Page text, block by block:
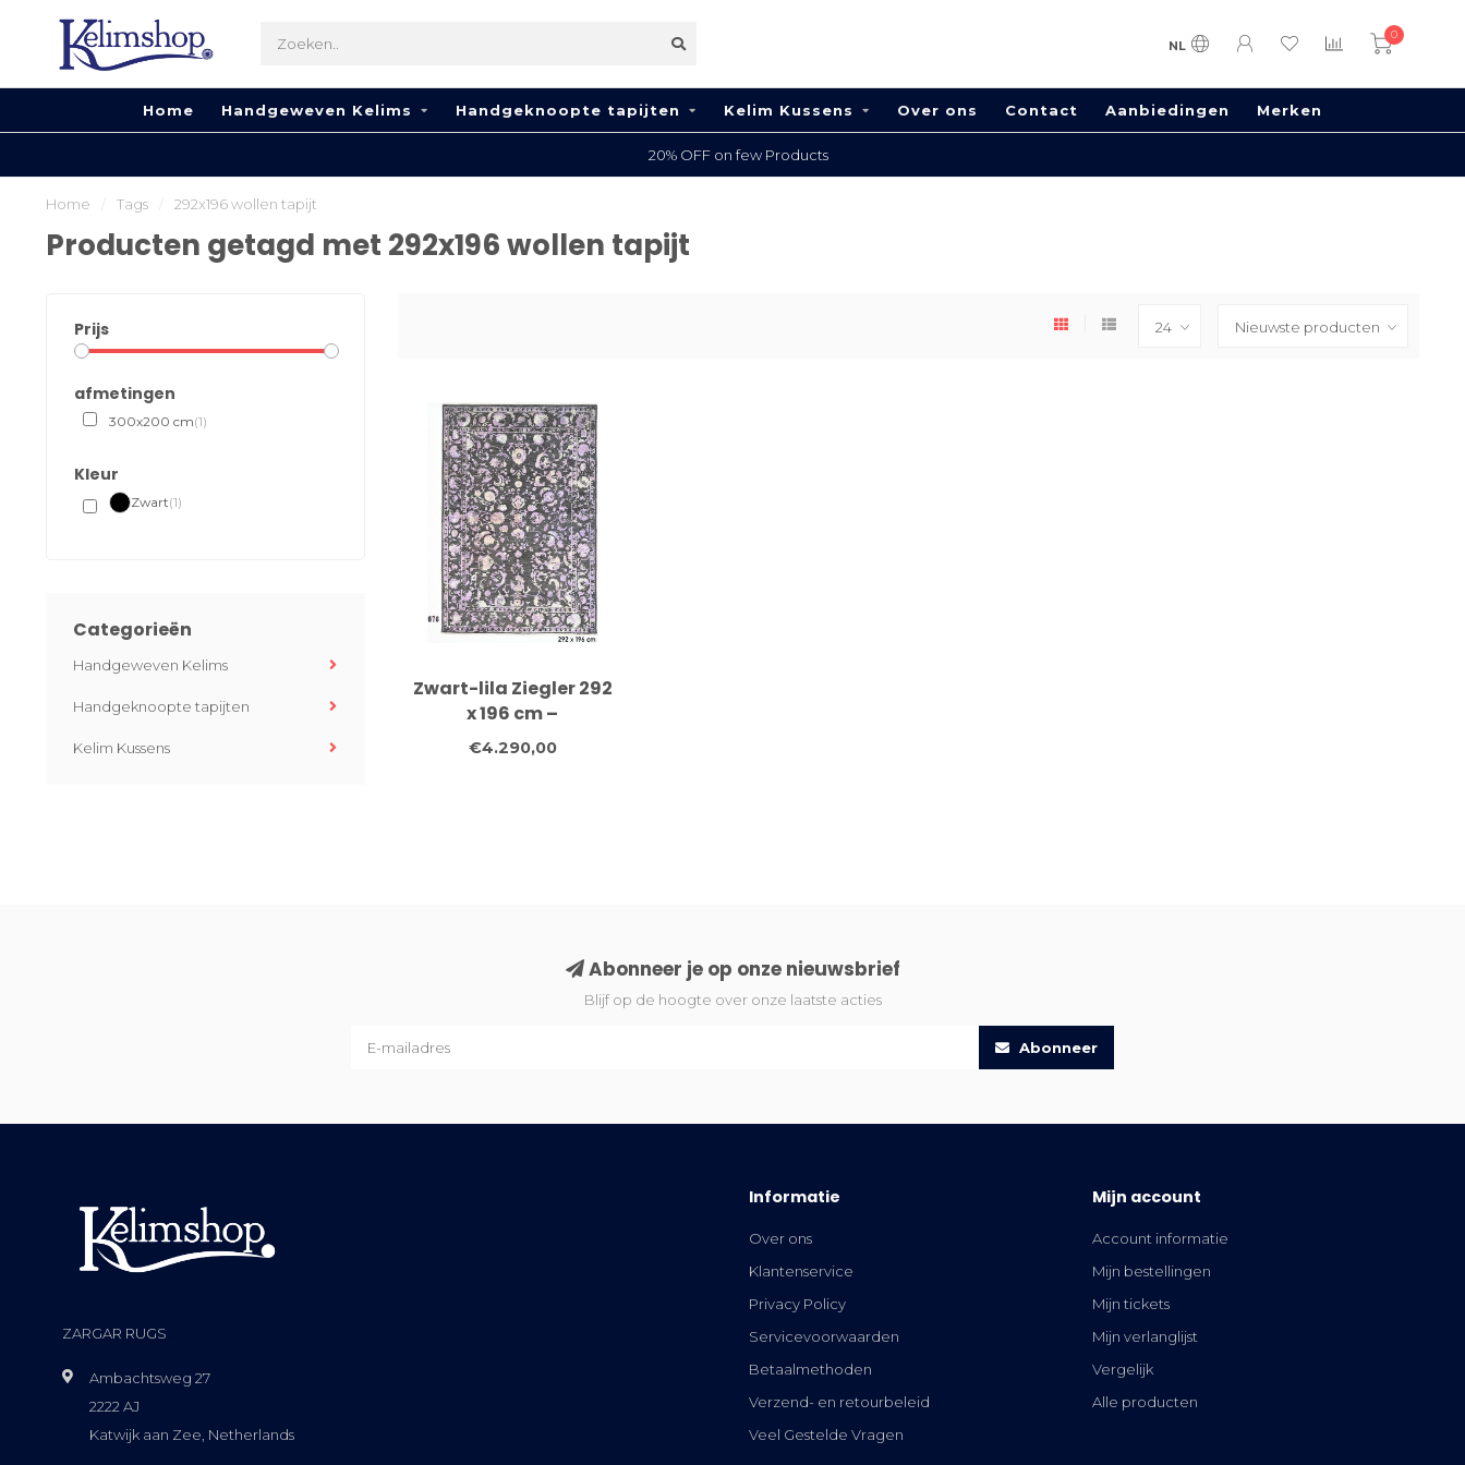
NL
0
Home Handgeweven Kelims Handgeknoopte tapijten Kelim Kussens Over ons Contact Aanbiedingen Merken
20% OFF on few Products
Home Tags 292x196 wollen tapijt
Producten getagd met 292x196 wollen tapijt
Prijs
afmetingen
300x200 cm(1)
Kleur
Zwart(1)
Categorieën
Handgeweven Kelims
Handgeknoopte tapijten
Kelim Kussens
Zwart-lila Ziegler 292
x 196 cm –
Handgeknoopt wollen
vloerkleed
€4.290,00
Abonneer je op onze nieuwsbrief
Blijf op de hoogte over onze laatste acties
Abonneer
ZARGAR RUGS
Ambachtsweg 27
2222 AJ
Katwijk aan Zee, Netherlands
Informatie
Over ons
Klantenservice
Privacy Policy
Servicevoorwaarden
Betaalmethoden
Verzend- en retourbeleid
Veel Gestelde Vragen
Mijn account
Account informatie
Mijn bestellingen
Mijn tickets
Mijn verlanglijst
Vergelijk
Alle producten